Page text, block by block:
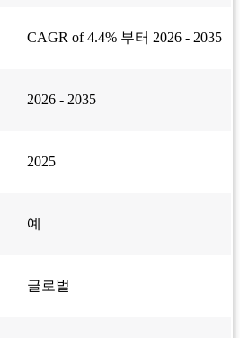
CAGR of 4.4% 부터 2026 - 2035
2026 - 2035
2025
예
글로벌